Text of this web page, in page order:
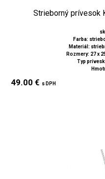
Strieborný prívesok
Farba:
Materiál:
Rozmery: 27 x
Typ
49.00 € s DPH